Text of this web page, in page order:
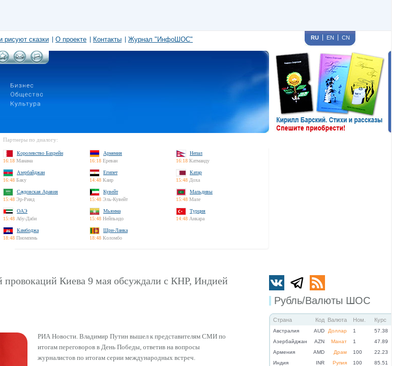
рисуют сказки О проекте Контакты Журнал "ИнфоШОС" RU EN CN
Партнеры по диалогу:
Королевство Бахрейн
16:18 Манама
Армения
16:18 Ереван
Непал
16:18 Катманду
Азербайджан
16:48 Баку
Египет
14:48 Каир
Катар
15:48 Доха
Саудовская Аравия
15:48 Эр-Рияд
Кувейт
15:48 Эль-Кувейт
Мальдивы
15:48 Мале
ОАЭ
15:48 Абу-Даби
Мьянма
15:48 Нейпьидо
Турция
14:48 Анкара
Камбоджа
18:48 Пномпень
Шри-Ланка
18:48 Коломбо
Рубль/Валюты ШОС
Страна Код Валюта Ном. Курс
Австралия AUD Доллар 1
57.38
Азербайджан
AZN Манат 1
47.89
Армения
AMD Драм 100
22.23
Индия
INR Рупия 100
85.51
провокаций Киева 9 мая обсуждали с КНР, Индией
РИА Новости. Владимир Путин вышел к представителям СМИ по
итогам переговоров в День Победы, ответив на вопросы
журналистов по итогам серии международных встреч.